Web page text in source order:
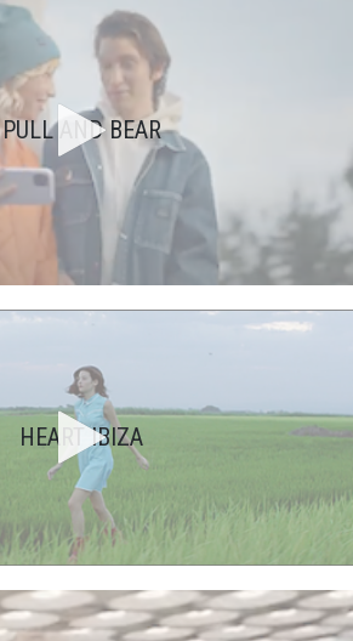
PULL AND BEAR
HEART IBIZA